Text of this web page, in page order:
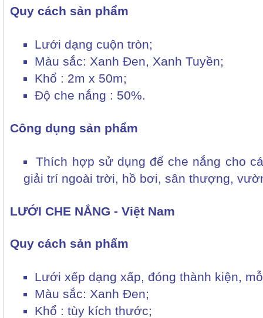
Quy cách sản phẩm
Lưới dạng cuộn tròn;
Màu sắc: Xanh Đen, Xanh Tuyền;
Khổ : 2m x 50m;
Độ che nắng : 50%.
Công dụng sản phẩm
Thích hợp sử dụng để che nắng cho
giải trí ngoài trời, hồ bơi, sân thượng,
LƯỚI CHE NẮNG - Việt Nam
Quy cách sản phẩm
Lưới xếp dạng xấp, đóng thành kiện,
Màu sắc: Xanh Đen;
Khổ : tùy kích thước;